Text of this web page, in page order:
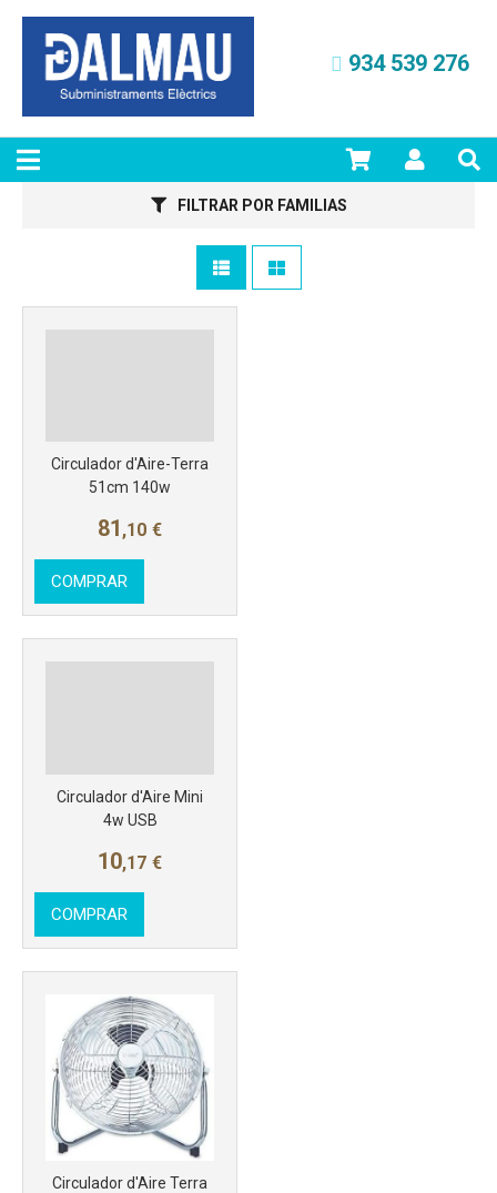
934 539 276
FILTRAR POR FAMILIAS
Circulador d'Aire-Terra
51cm 140w
81 ,10 €
COMPRAR
Circulador d'Aire Mini
4w USB
10,17 €
COMPRAR
Circulador d'Aire Terra
Más info